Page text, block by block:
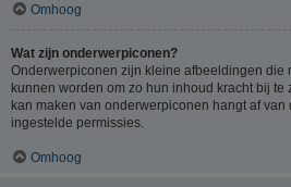
Omhoog
Wat zijn onderwerpiconen?
Onderwerpiconen zijn kleine afbeeldingen die
kunnen worden om zo hun inhoud kracht bij te
kan maken van onderwerpiconen hangt af
ingestelde permissies.
Omhoog